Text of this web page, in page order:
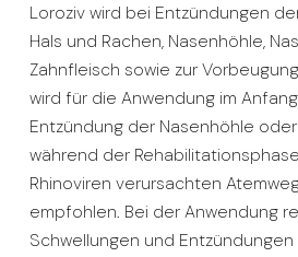
Loroziv wird bei Entzündungen
Hals und Rachen, Nasenhöhle,
Zahnfleisch sowie zur
wird für die Anwendung im
Entzündung der Nasenhöhle
während der
Rhinoviren verursachten
empfohlen. Bei der Anwendung
Schwellungen und